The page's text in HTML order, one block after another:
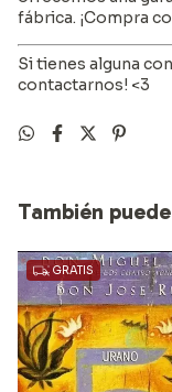
fábrica. ¡Compra
Si tienes alguna
contactarnos! <3
También
GRATIS